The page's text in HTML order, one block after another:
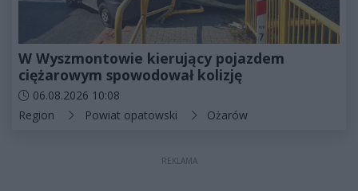
W Wyszmontowie kierujący pojazdem
ciężarowym spowodował kolizję
Data dodania artykułu:
06.08.2026 10:08
Kategorie artykułu:
Region Powiat opatowski Ożarów
REKLAMA